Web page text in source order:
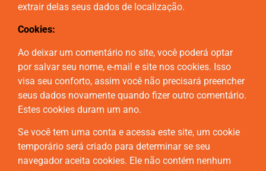
extrair delas seus dados de localização.
Cookies:
Ao deixar um comentário no site, você poderá optar
por salvar seu nome, e-mail e site nos cookies. Isso
visa seu conforto, assim você não precisará preencher
seus dados novamente quando fizer outro comentário.
Estes cookies duram um ano.
Se você tem uma conta e acessa este site, um cookie
temporário será criado para determinar se seu
navegador aceita cookies. Ele não contém nenhum